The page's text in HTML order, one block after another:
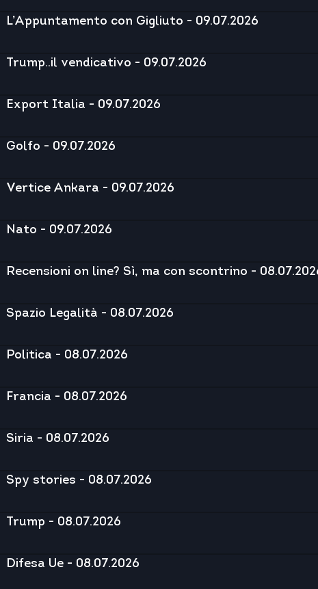
L’Appuntamento con Gigliuto - 09.07.2026
Trump..il vendicativo - 09.07.2026
Export Italia - 09.07.2026
Golfo - 09.07.2026
Vertice Ankara - 09.07.2026
Nato - 09.07.2026
Recensioni on line? Sì, ma con scontrino -
Spazio Legalità - 08.07.2026
Politica - 08.07.2026
Francia - 08.07.2026
Siria - 08.07.2026
Spy stories - 08.07.2026
Trump - 08.07.2026
Difesa Ue - 08.07.2026